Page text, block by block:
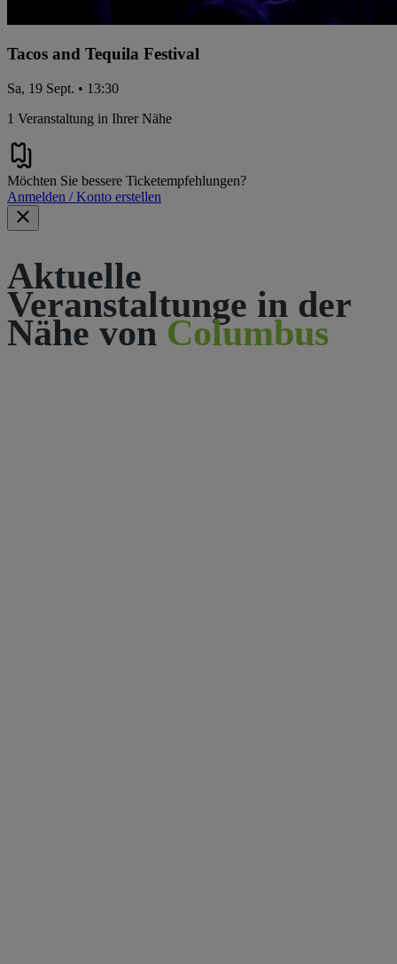
Tacos and Tequila Festival
Sa, 19 Sept. • 13:30
1 Veranstaltung in Ihrer Nähe
Möchten Sie bessere Ticketempfehlungen?
Anmelden / Konto erstellen
Aktuelle
Veranstaltunge in der
Nähe von Columbus